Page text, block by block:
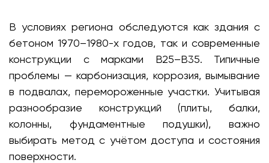
В условиях региона обследуются как здания с
бетоном 1970–1980-х годов, так и современные
конструкции с марками В25–В35. Типичные
проблемы — карбонизация, коррозия, вымывание
в подвалах, перемороженные участки. Учитывая
разнообразие конструкций (плиты, балки,
колонны, фундаментные подушки), важно
выбирать метод с учётом доступа и состояния
поверхности.